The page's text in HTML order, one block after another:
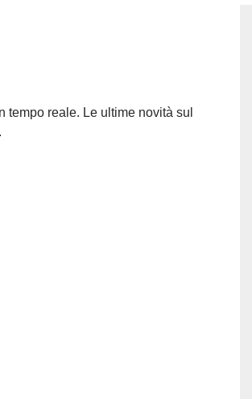
tempo reale. Le ultime novità sul